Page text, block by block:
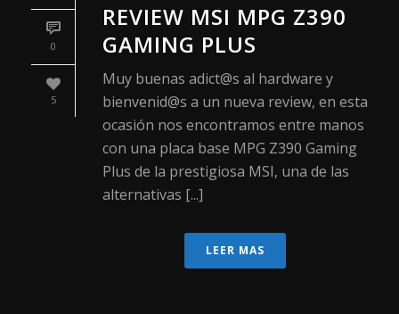
0
5
REVIEW MSI MPG Z390
GAMING PLUS
Muy buenas adict@s al hardware y
bienvenid@s a un nueva review, en esta
ocasión nos encontramos entre manos
con una placa base MPG Z390 Gaming
Plus de la prestigiosa MSI, una de las
alternativas [...]
LEER MAS